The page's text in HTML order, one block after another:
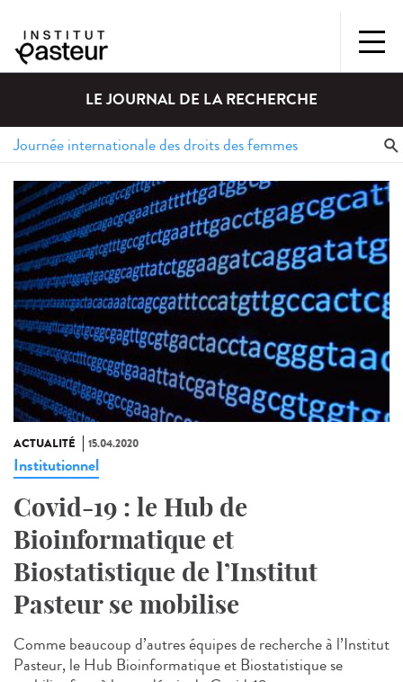
LE JOURNAL DE LA RECHERCHE
ACTUALITÉ 15.04.2020
Institutionnel
Covid-19 : le Hub de
Bioinformatique et
Biostatistique de l’Institut
Pasteur se mobilise
Comme beaucoup d’autres équipes de recherche à l’Institut
Pasteur, le Hub Bioinformatique et Biostatistique se